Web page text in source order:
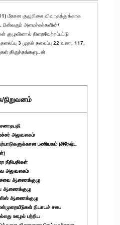
மீதான குழுநிலை விவாதத்துக்காக
பின்வரும் அமைச்சுக்களின்/
குழுவினால் நிறைவேற்றப்பட்டு
3 முதல் தலைப்பு 22 வரை, 117,
திருத்தங்களுடன்
நிறுவனம்
அலுவலகம்
பணியகம் (சிரேஷ்ட
நீதிபதிகள்
அலுவலகம்
ஆணைக்குழு
ஆணைக்குழு
ஆணைக்குழு
நியாயச் சபை
ஊழல் பற்றிய